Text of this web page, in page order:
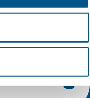
afklaring